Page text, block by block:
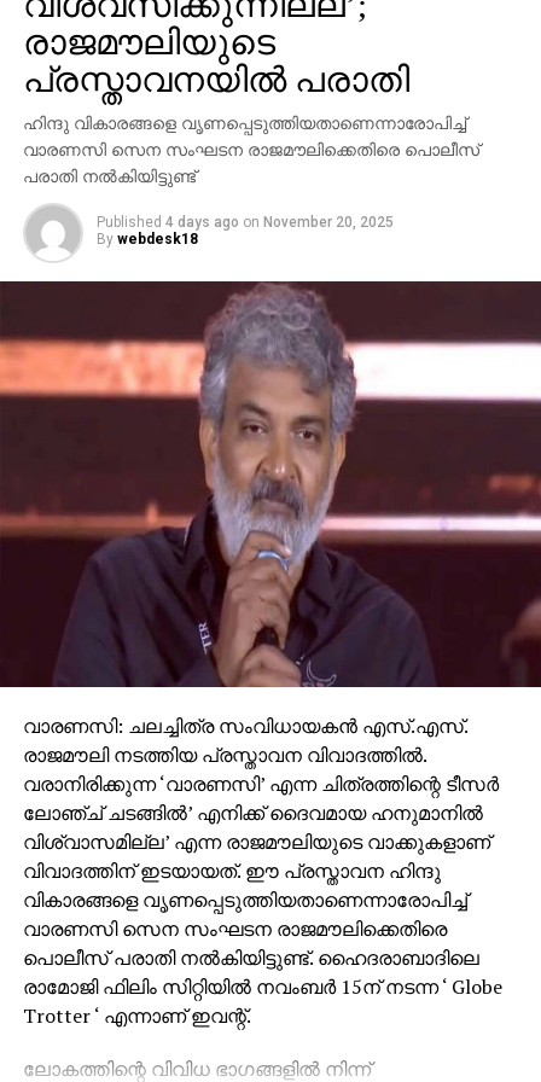
അറിയാമായിരുന്നുവെന്നും അദ്ദേഹം കൂട്ടിച്ചേര്‍ത്തു.
രാജമൗലിയുടെ
പ്രസ്താവനയില്‍ പരാതി
ഹിന്ദു വികാരങ്ങളെ വൃണപ്പെടുത്തിയതാണെന്നാരോപിച്ച്
വാരണസി സെന സംഘടന രാജമൗലിക്കെതിരെ പൊലീസ്
പരാതി നല്‍കിയിട്ടുണ്ട്
Published 4 days ago on November 20, 2025
By webdesk18
വാരണസി: ചലച്ചിത്ര സംവിധായകന്‍ എസ്.എസ്.
രാജമൗലി നടത്തിയ പ്രസ്താവന വിവാദത്തില്‍.
വരാനിരിക്കുന്ന ‘വാരണസി’ എന്ന ചിത്രത്തിന്റെ ടീസര്‍
ലോഞ്ച് ചടങ്ങില്‍’ എനിക്ക് ദൈവമായ ഹനുമാനില്‍
വിശ്വാസമില്ല’ എന്ന രാജമൗലിയുടെ വാക്കുകളാണ്
വിവാദത്തിന് ഇടയായത്. ഈ പ്രസ്താവന ഹിന്ദു
വികാരങ്ങളെ വൃണപ്പെടുത്തിയതാണെന്നാരോപിച്ച്
വാരണസി സെന സംഘടന രാജമൗലിക്കെതിരെ
പൊലീസ് പരാതി നല്‍കിയിട്ടുണ്ട്. ഹൈദരാബാദിലെ
രാമോജി ഫിലിം സിറ്റിയില്‍ നവംബര്‍ 15ന് നടന്ന ‘ Globe
Trotter ‘ എന്നാണ് ഇവന്റ്.
ലോകത്തിന്റെ വിവിധ ഭാഗങ്ങളില്‍ നിന്ന്